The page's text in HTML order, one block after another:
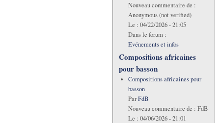
Nouveau commentaire de :
Anonymous (not verified)
Le : 04/22/2026 - 21:05
Dans le forum :
Evénements et infos
Compositions africaines
pour basson
Compositions africaines pour
basson
ParFdB
Nouveau commentaire de : FdB
Le : 04/06/2026 - 21:01